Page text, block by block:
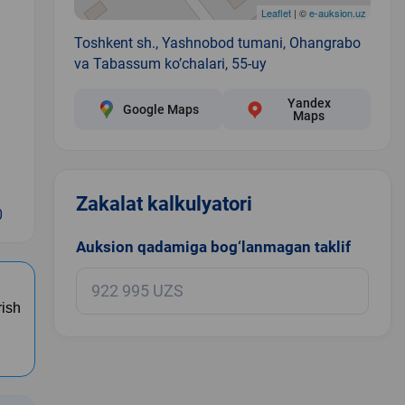
Leaflet| ©e-auksion.uz
Toshkent sh., Yashnobod tumani, Ohangrabo
va Tabassum ko’chalari, 55-uy
Google Maps
Yandex
Maps
Zakalat kalkulyatori
Auksion qadamiga bog‘lanmagan taklif